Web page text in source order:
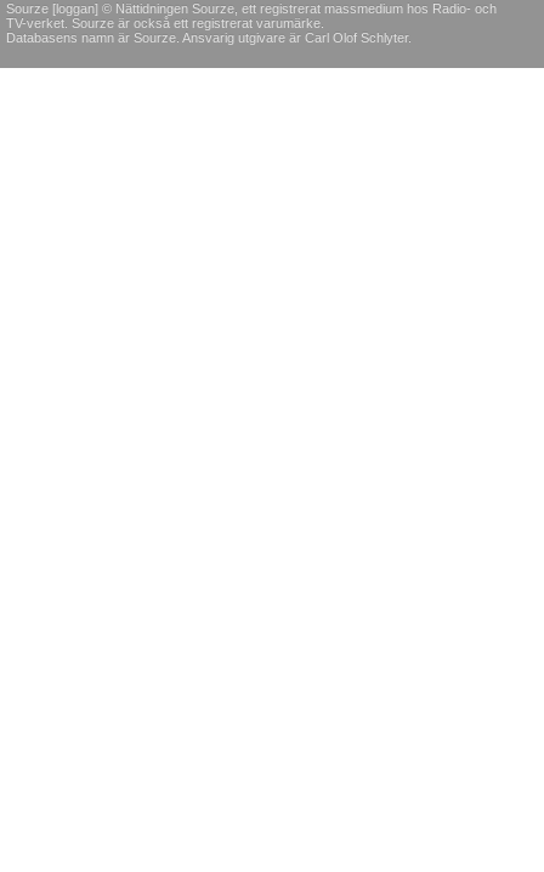
Sourze [loggan] © Nättidningen Sourze, ett registrerat massmedium hos Radio- och
TV-verket. Sourze är också ett registrerat varumärke.
Databasens namn är Sourze. Ansvarig utgivare är Carl Olof Schlyter.